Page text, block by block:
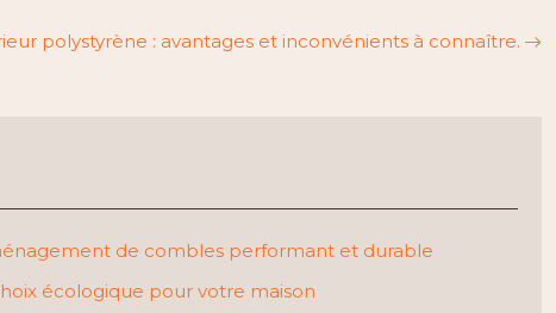
polystyrène : avantages et inconvénients à connaître.
de combles performant et durable
écologique pour votre maison